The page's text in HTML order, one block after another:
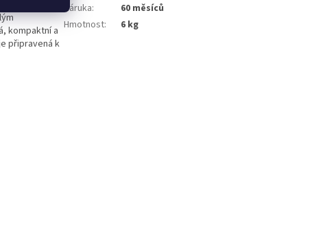
kompaktní a
připravená k
Záruka:
60 měsíců
Hmotnost: 6 kg